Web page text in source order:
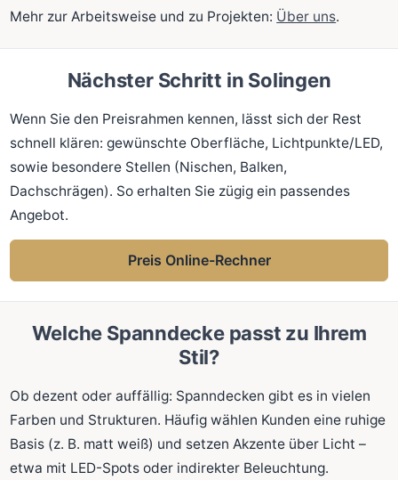
Mehr zur Arbeitsweise und zu Projekten: Über uns.
Nächster Schritt in Solingen
Wenn Sie den Preisrahmen kennen, lässt sich der Rest
schnell klären: gewünschte Oberfläche, Lichtpunkte/LED,
sowie besondere Stellen (Nischen, Balken,
Dachschrägen). So erhalten Sie zügig ein passendes
Angebot.
Preis Online-Rechner
Welche Spanndecke passt zu Ihrem
Stil?
Ob dezent oder auffällig: Spanndecken gibt es in vielen
Farben und Strukturen. Häufig wählen Kunden eine ruhige
Basis (z. B. matt weiß) und setzen Akzente über Licht –
etwa mit LED-Spots oder indirekter Beleuchtung.